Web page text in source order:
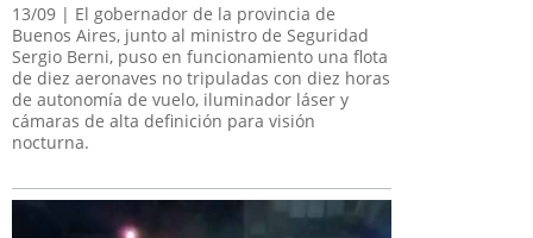
13/09 | El gobernador de la provincia de
Buenos Aires, junto al ministro de Seguridad
Sergio Berni, puso en funcionamiento una flota
de diez aeronaves no tripuladas con diez horas
de autonomía de vuelo, iluminador láser y
cámaras de alta definición para visión
nocturna.